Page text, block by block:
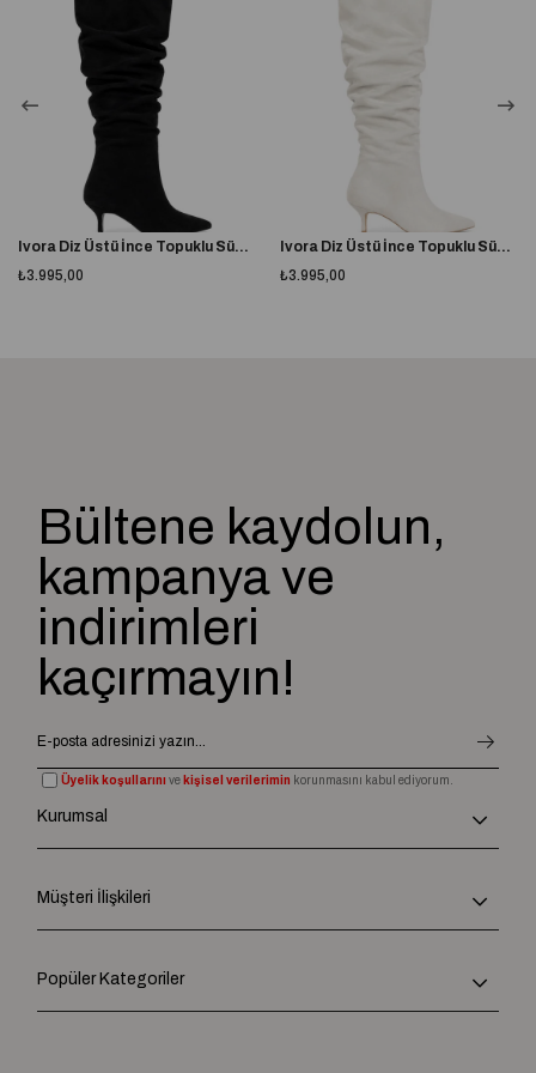
Tam kalıptır, kendi ayak numaranızı almanız önerilir.
Taraklı yapıya veya buçuklu numaraya sahipseniz bir numara büyük
almanız tavsiye edilir.
%100 yerli üretim
A plus kalite kusursuz işçilik
Topuk Boyu Orta Topuklu (5-9cm)
Ivora Diz Üstü İnce Topuklu Süet Çizme Siyah
₺3.995,00
Ivora Diz Üstü İnce Topuklu Süet Çizme Ekru
₺3.995,00
Bültene kaydolun,
kampanya ve
indirimleri
kaçırmayın!
Üyelik koşullarını ve kişisel verilerimin korunmasını kabul ediyorum.
Kurumsal
Müşteri İlişkileri
Popüler Kategoriler